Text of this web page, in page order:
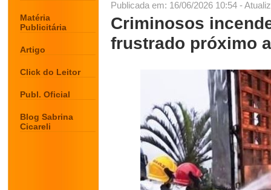
Matéria
Publicitária
Artigo
Click do Leitor
Publ. Oficial
Blog Sabrina
Cicareli
Publicada em: 16/06/2026 10:54 -
Criminosos
frustrado próximo